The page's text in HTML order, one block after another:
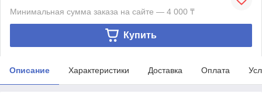
Минимальная сумма заказа на сайте — 4 000 ₸
Купить
Описание Характеристики Доставка Оплата